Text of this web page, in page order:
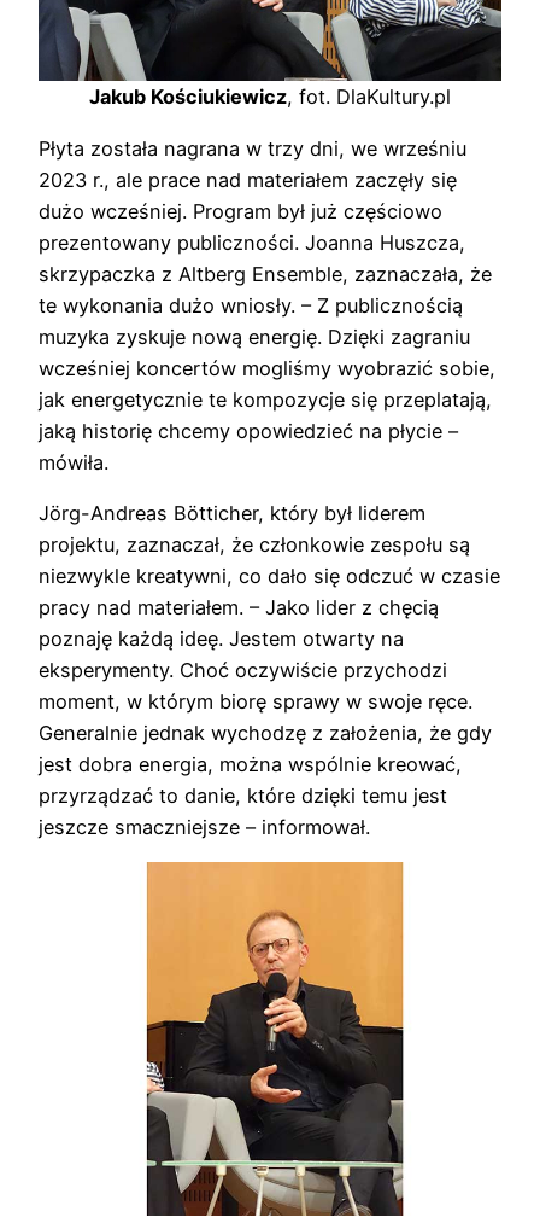
Jakub Kościukiewicz, fot. DlaKultury.pl
Płyta została nagrana w trzy dni, we wrześniu
2023 r., ale prace nad materiałem zaczęły się
dużo wcześniej. Program był już częściowo
prezentowany publiczności. Joanna Huszcza,
skrzypaczka z Altberg Ensemble, zaznaczała, że
te wykonania dużo wniosły. – Z publicznością
muzyka zyskuje nową energię. Dzięki zagraniu
wcześniej koncertów mogliśmy wyobrazić sobie,
jak energetycznie te kompozycje się przeplatają,
jaką historię chcemy opowiedzieć na płycie –
mówiła.
Jörg-Andreas Bötticher, który był liderem
projektu, zaznaczał, że członkowie zespołu są
niezwykle kreatywni, co dało się odczuć w czasie
pracy nad materiałem. – Jako lider z chęcią
poznaję każdą ideę. Jestem otwarty na
eksperymenty. Choć oczywiście przychodzi
moment, w którym biorę sprawy w swoje ręce.
Generalnie jednak wychodzę z założenia, że gdy
jest dobra energia, można wspólnie kreować,
przyrządzać to danie, które dzięki temu jest
jeszcze smaczniejsze – informował.